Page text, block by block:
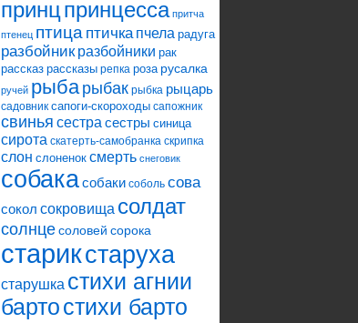
принцпринцесса притча
птенец птица птичка пчела радуга
разбойник разбойники рак
рассказ рассказы репка роза русалка
ручей рыбарыбак рыбка рыцарь
садовник сапоги-скороходы сапожник
свинья сестра сестры синица
сирота скатерть-самобранка скрипка
слон слоненок смерть снеговик
собакасобаки соболь сова
сокол сокровища солдат
солнцесоловей сорока
старикстаруха
старушка стихи агнии
бартостихи барто